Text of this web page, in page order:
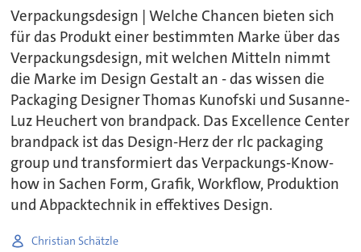
Verpackungsdesign | Welche Chancen bieten sich
für das Produkt einer bestimmten Marke über das
Verpackungsdesign, mit welchen Mitteln nimmt
die Marke im Design Gestalt an - das wissen die
Packaging Designer Thomas Kunofski und Susanne-
Luz Heuchert von brandpack. Das Excellence Center
brandpack ist das Design-Herz der rlc packaging
group und transformiert das Verpackungs-Know-
how in Sachen Form, Grafik, Workflow, Produktion
und Abpacktechnik in effektives Design.
Christian Schätzle